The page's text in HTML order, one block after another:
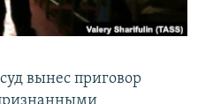
вынес приговор